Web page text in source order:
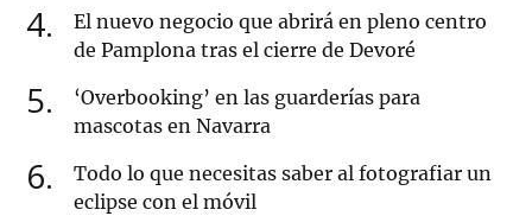
4
El nuevo negocio que abrirá en pleno centro
de Pamplona tras el cierre de Devoré
5
‘Overbooking’ en las guarderías para
mascotas en Navarra
6
Todo lo que necesitas saber al fotografiar un
eclipse con el móvil